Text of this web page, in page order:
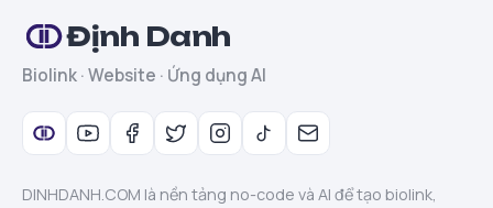
Định Danh
Biolink · Website · Ứng dụng AI
DINHDANH.COM là nền tảng no-code và AI để tạo biolink,